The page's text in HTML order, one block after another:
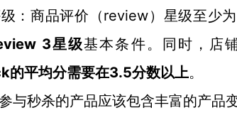
：商品评价（review）星级至少为
3星级基本条件。同时，店
平均分需要在3.5分数以上。
与秒杀的产品应该包含丰富的产品